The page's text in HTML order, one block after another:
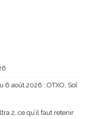
6 août 2026 : OTXO, Sol
2, ce qu’il faut retenir